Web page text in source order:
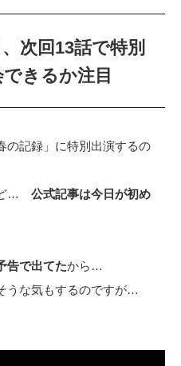
次回13話で特別
きるか注目
の記録」に特別出演するの
ど… 公式記事は今日が初め
告で出てたから…
うな気もするのですが…